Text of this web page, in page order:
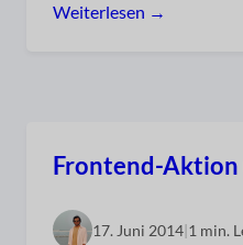
Weiterlesen →
Frontend-Aktion
17. Juni 2014|1 min.